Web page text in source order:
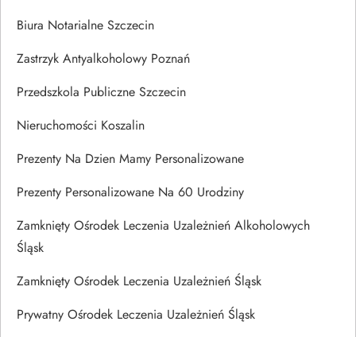
Biura Notarialne Szczecin
Zastrzyk Antyalkoholowy Poznań
Przedszkola Publiczne Szczecin
Nieruchomości Koszalin
Prezenty Na Dzien Mamy Personalizowane
Prezenty Personalizowane Na 60 Urodziny
Zamknięty Ośrodek Leczenia Uzależnień Alkoholowych
Śląsk
Zamknięty Ośrodek Leczenia Uzależnień Śląsk
Prywatny Ośrodek Leczenia Uzależnień Śląsk